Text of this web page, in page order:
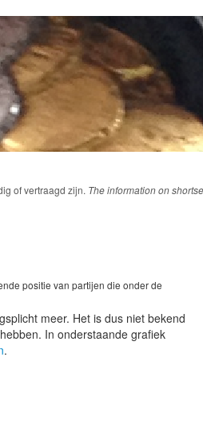
of vertraagd zijn. The information on
positie van partijen die onder de
meer. Het is dus niet bekend
In onderstaande grafiek
.